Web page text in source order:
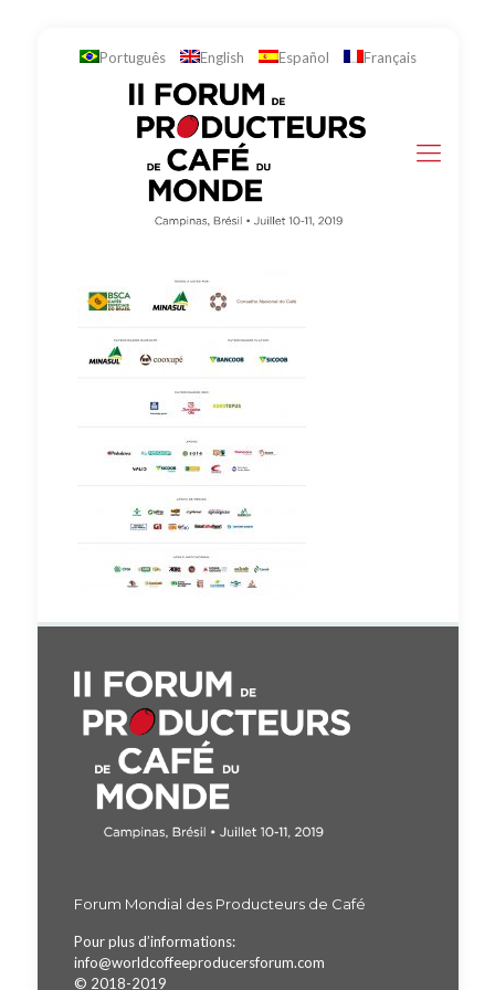
Português English Español Français
Forum Mondial des Producteurs de Café
Pour plus d’informations:
info@worldcoffeeproducersforum.com
© 2018-2019